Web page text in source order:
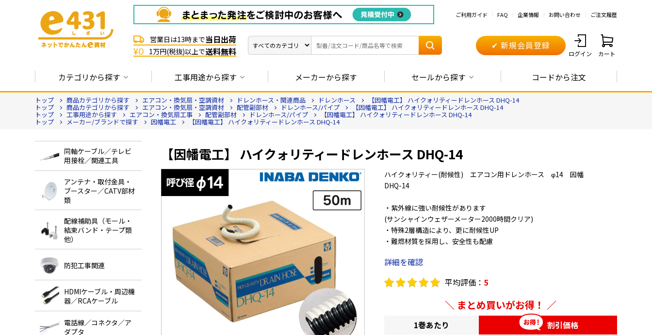
ご利用ガイド FAQ 企業情報 お問い合わせ ご注文履歴
営業日は13時まで当日出荷
¥0 1万円(税抜)以上で送料無料
✔ 新規会員登録
ログイン カート
カテゴリから探す 工事用途から探す メーカーから探す セールから探す コードから注文
トップ 商品カテゴリから探す エアコン・換気扇・空調資材 ドレンホース・関連商品 ドレンホース 【因幡電工】 ハイクォリティードレンホース DHQ-14
トップ 商品カテゴリから探す エアコン・換気扇・空調資材 配管副部材 ドレンホース/パイプ 【因幡電工】 ハイクォリティードレンホース DHQ-14
トップ 工事用途から探す エアコン・換気扇工事 配管副部材 ドレンホース/パイプ 【因幡電工】 ハイクォリティードレンホース DHQ-14
トップ メーカー/ブランドで探す 因幡電工 【因幡電工】 ハイクォリティードレンホース DHQ-14
同軸ケーブル／テレビ
用接栓／関連工具
アンテナ・取付金具・
ブースター／CATV部材
類
配線補助具（モール・
結束バンド・テープ類
他）
防犯工事関連
HDMIケーブル・周辺機
器／RCAケーブル
電話線／コネクタ／ア
ダプタ
【因幡電工】 ハイクォリティードレンホース DHQ-14
ハイクォリティー(耐候性) エアコン用ドレンホース φ14 因幡
DHQ-14
・紫外線に強い耐候性があります
(サンシャインウェザーメーター2000時間クリア)
・特殊2層構造により、更に耐候性UP
・難燃材質を採用し、安全性も配慮
◆仕様
呼径:φ14
ホース部外径:φ18.3
詳細を確認
平均評価： 5
まとめ買いがお得！
1巻あたり 割引価格